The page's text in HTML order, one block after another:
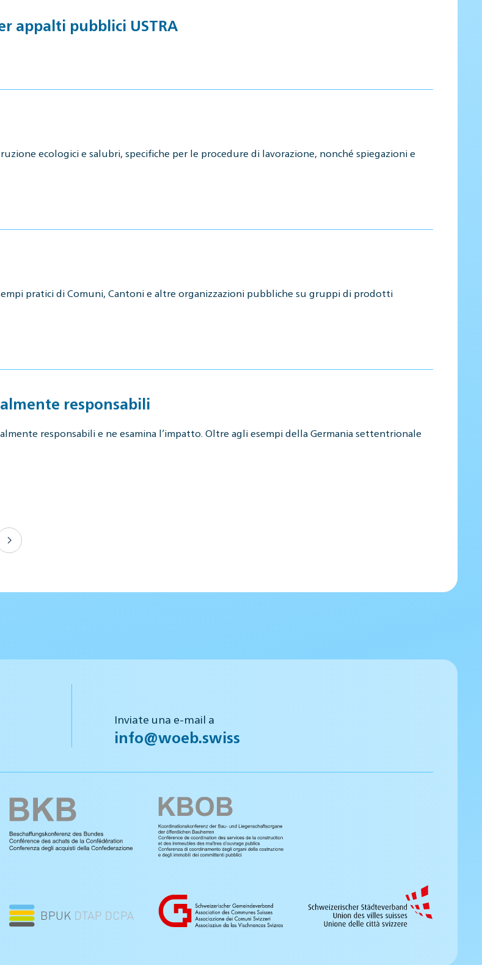
appalti pubblici USTRA
ecologici e salubri, specifiche per le procedure di lavorazione, nonché spiegazioni e
pratici di Comuni, Cantoni e altre organizzazioni pubbliche su gruppi di prodotti
responsabili
responsabili e ne esamina l’impatto. Oltre agli esempi della Germania settentrionale
Inviate una e-mail a
info@woeb.swiss